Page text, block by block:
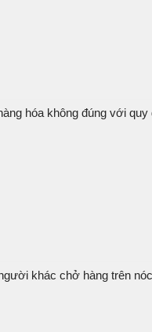
hóa không đúng với quy
khác chở hàng trên